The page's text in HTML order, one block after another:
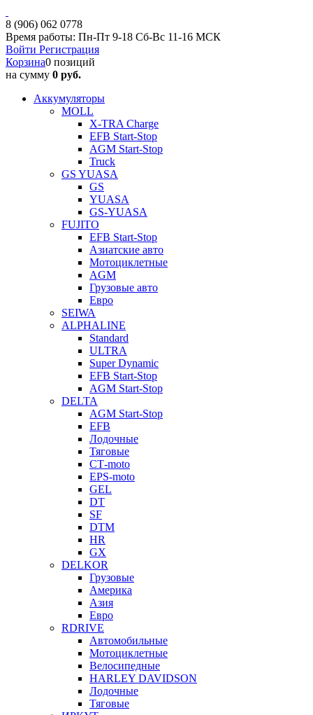
8 (906) 062 0778
Время работы: Пн-Пт 9-18 Сб-Вс 11-16 МСК
Войти Регистрация
Корзина0 позиций
на сумму 0 руб.
Аккумуляторы
MOLL
X-TRA Charge
EFB Start-Stop
AGM Start-Stop
Truck
GS YUASA
GS
YUASA
GS-YUASA
FUJITO
EFB Start-Stop
Азиатские авто
Мотоциклетные
AGM
Грузовые авто
Евро
SEIWA
ALPHALINE
Standard
ULTRA
Super Dynamic
EFB Start-Stop
AGM Start-Stop
DELTA
AGM Start-Stop
EFB
Лодочные
Тяговые
СТ-moto
EPS-moto
GEL
DT
SF
DTM
HR
GX
DELKOR
Грузовые
Америка
Азия
Евро
RDRIVE
Автомобильные
Мотоциклетные
Велосипедные
HARLEY DAVIDSON
Лодочные
Тяговые